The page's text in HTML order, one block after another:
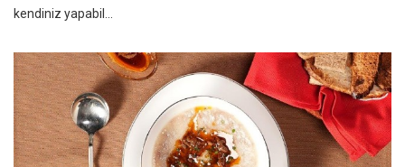
kendiniz yapabil...